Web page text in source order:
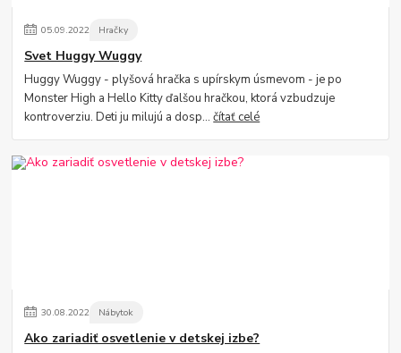
05.09.2022 Hračky
Svet Huggy Wuggy
Huggy Wuggy - plyšová hračka s upírskym úsmevom - je po
Monster High a Hello Kitty ďalšou hračkou, ktorá vzbudzuje
kontroverziu. Deti ju milujú a dosp...čítať celé
30.08.2022 Nábytok
Ako zariadiť osvetlenie v detskej izbe?